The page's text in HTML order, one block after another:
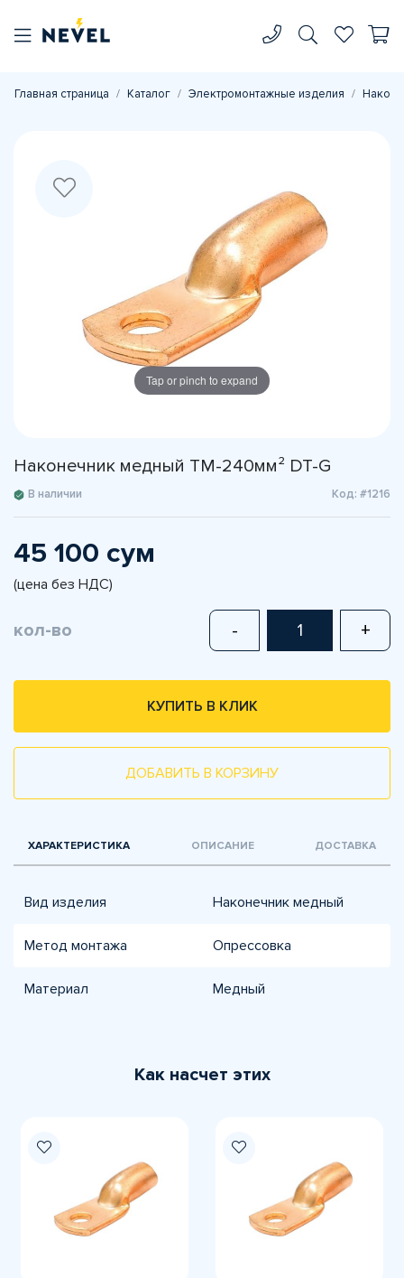
Главная страница Каталог Электромонтажные изделия
Tap or pinch to expand
Наконечник медный TM-240мм² DT-G
В наличии Код: #1216
45 100 сум
(цена без НДС)
кол-во - +
КУПИТЬ В КЛИК
ДОБАВИТЬ В КОРЗИНУ
ХАРАКТЕРИСТИКА ОПИСАНИЕ ДОСТАВКА
Вид изделия Наконечник медный
Метод монтажа Опрессовка
Материал Медный
Как насчет этих